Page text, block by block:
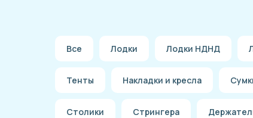
Все Лодки Лодки НДНД
Тенты Накладки и кресла
Столики Стрингера